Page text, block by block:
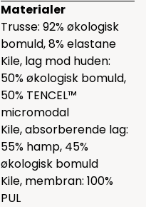
Materialer
Trusse: 92% økologisk
bomuld, 8% elastane
Kile, lag mod huden:
50% økologisk bomuld,
50% TENCEL™
micromodal
Kile, absorberende lag:
55% hamp, 45%
økologisk bomuld
Kile, membran: 100%
PUL